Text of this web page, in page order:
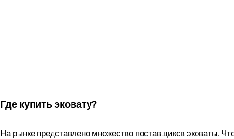
Где купить эковату?
На рынке представлено множество поставщиков эковаты.